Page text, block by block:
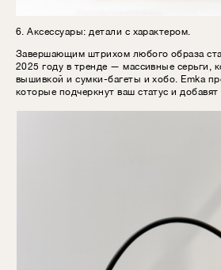
6. Аксессуары: детали с характером.
Завершающим штрихом любого образа
2025 году в тренде — массивные серьги,
вышивкой и сумки-багеты и хобо. Emka
которые подчеркнут ваш статус и